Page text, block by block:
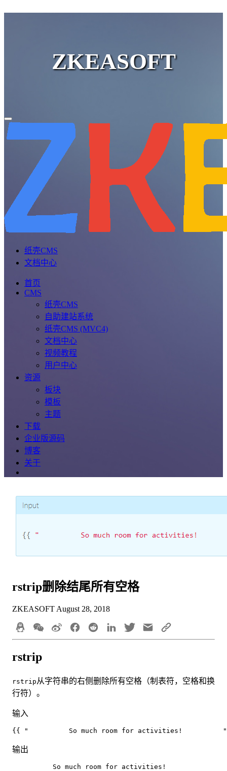
ZKEASOFT
纸壳CMS
文档中心
首页
CMS
纸壳CMS
自助建站系统
纸壳CMS (MVC4)
文档中心
视频教程
用户中心
资源
板块
模板
主题
下载
企业版源码
博客
关于
rstrip删除结尾所有空格
ZKEASOFT August 28, 2018
rstrip
rstrip 从字符串的右侧删除所有空格（制表符，空格和换
行符）。
输入
{{ "          So much room for activities!
输出
          So much room for activities!